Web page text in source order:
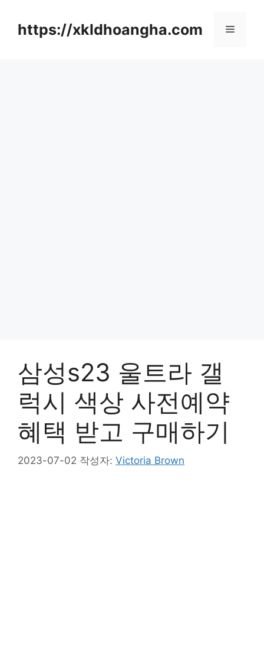
https://xkldhoangha.com 메
삼성s23 울트라 갤
럭시 색상 사전예약
혜택 받고 구매하기
2023-07-02 작성자: Victoria Brown